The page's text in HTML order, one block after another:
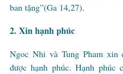
ban tặng”(Ga 14,27).
2. Xin hạnh phúc
Ngoc Nhi và Tung Pham xin
được hạnh phúc. Hạnh phúc